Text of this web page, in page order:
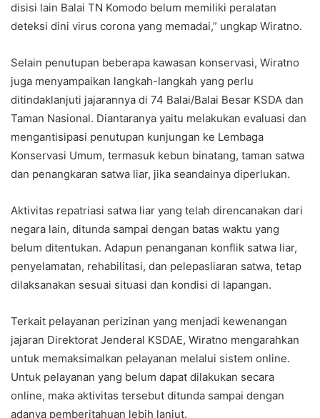
disisi lain Balai TN Komodo belum memiliki peralatan
deteksi dini virus corona yang memadai,” ungkap Wiratno.
Selain penutupan beberapa kawasan konservasi, Wiratno
juga menyampaikan langkah-langkah yang perlu
ditindaklanjuti jajarannya di 74 Balai/Balai Besar KSDA dan
Taman Nasional. Diantaranya yaitu melakukan evaluasi dan
mengantisipasi penutupan kunjungan ke Lembaga
Konservasi Umum, termasuk kebun binatang, taman satwa
dan penangkaran satwa liar, jika seandainya diperlukan.
Aktivitas repatriasi satwa liar yang telah direncanakan dari
negara lain, ditunda sampai dengan batas waktu yang
belum ditentukan. Adapun penanganan konflik satwa liar,
penyelamatan, rehabilitasi, dan pelepasliaran satwa, tetap
dilaksanakan sesuai situasi dan kondisi di lapangan.
Terkait pelayanan perizinan yang menjadi kewenangan
jajaran Direktorat Jenderal KSDAE, Wiratno mengarahkan
untuk memaksimalkan pelayanan melalui sistem online.
Untuk pelayanan yang belum dapat dilakukan secara
online, maka aktivitas tersebut ditunda sampai dengan
adanya pemberitahuan lebih lanjut.